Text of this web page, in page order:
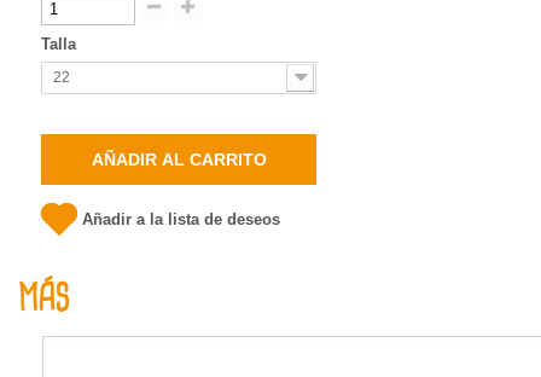
Talla
22
AÑADIR AL CARRITO
Añadir a la lista de deseos
MÁS